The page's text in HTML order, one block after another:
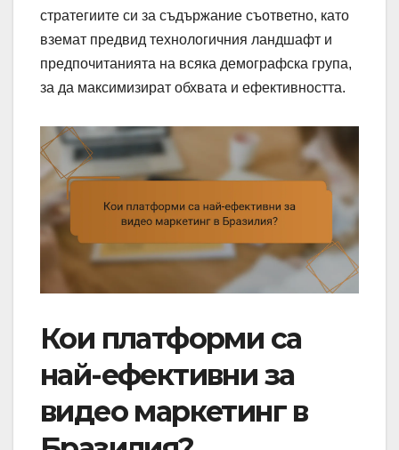
стратегиите си за съдържание съответно, като
вземат предвид технологичния ландшафт и
предпочитанията на всяка демографска група,
за да максимизират обхвата и ефективността.
Кои платформи са
най-ефективни за
видео маркетинг в